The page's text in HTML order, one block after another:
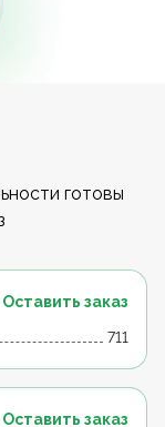
готовы
Оставить заказ
711
Оставить заказ